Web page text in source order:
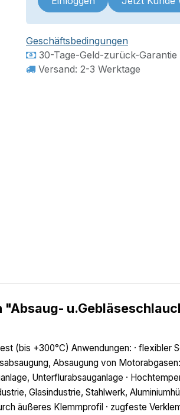
Geschäftsbedingungen
30-Tage-Geld-zurück-Garantie
Versand: 2-3 Werktage
(bis +300°C) Anwendungen: · flexibler
Absaugung von
Unterflurabsauganlage ·
Glasindustrie, Stahlwerk,
äußeres Klemmprofil · zugfeste